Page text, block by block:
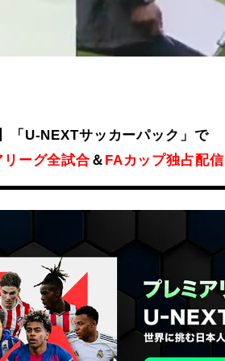
「U-NEXTサッカーパック」で
リーグ全試合 ＆ FAカップ独占配信